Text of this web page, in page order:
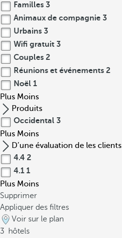
Familles 3
Animaux de compagnie 3
Urbains 3
Wifi gratuit 3
Couples 2
Réunions et événements 2
Noël 1
Plus Moins
Produits
Occidental 3
Plus Moins
D’une évaluation de les clients
4.4 2
4.1 1
Plus Moins
Supprimer
Appliquer des filtres
Voir sur le plan
3
hôtels